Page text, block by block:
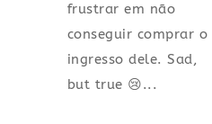
frustrar em não
conseguir comprar o
ingresso dele. Sad,
but true 😢...